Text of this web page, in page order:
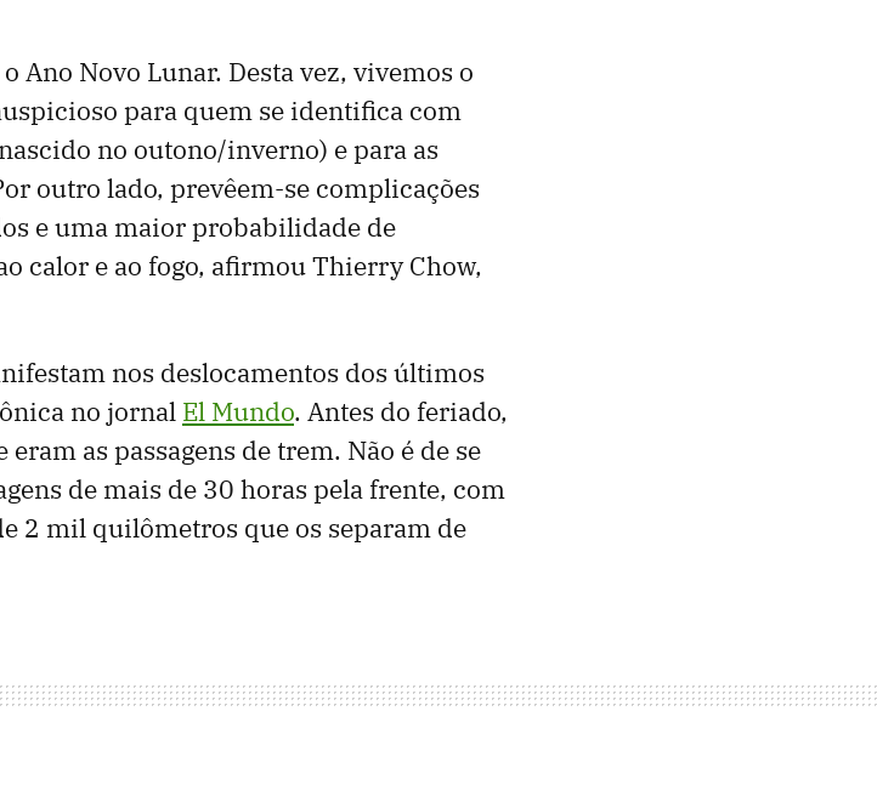
Ano Novo Lunar. Desta vez, vivemos o
para quem se identifica com
no outono/inverno) e para as
outro lado, prevêem-se complicações
e uma maior probabilidade de
calor e ao fogo, afirmou Thierry Chow,
nos deslocamentos dos últimos
no jornal El Mundo. Antes do feriado,
as passagens de trem. Não é de se
de mais de 30 horas pela frente, com
2 mil quilômetros que os separam de